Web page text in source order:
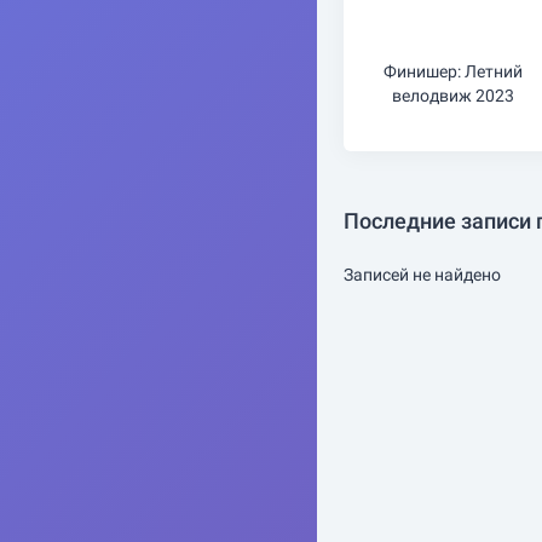
Финишер: Летний
велодвиж 2023
Последние записи
Записей не найдено